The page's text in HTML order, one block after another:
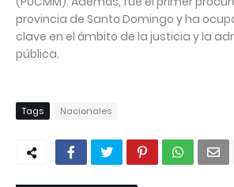
provincia de Santo Domingo y ha
clave en el ámbito de la justicia y la
pública.
Tags Nacionales